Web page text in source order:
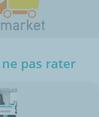
pas rater